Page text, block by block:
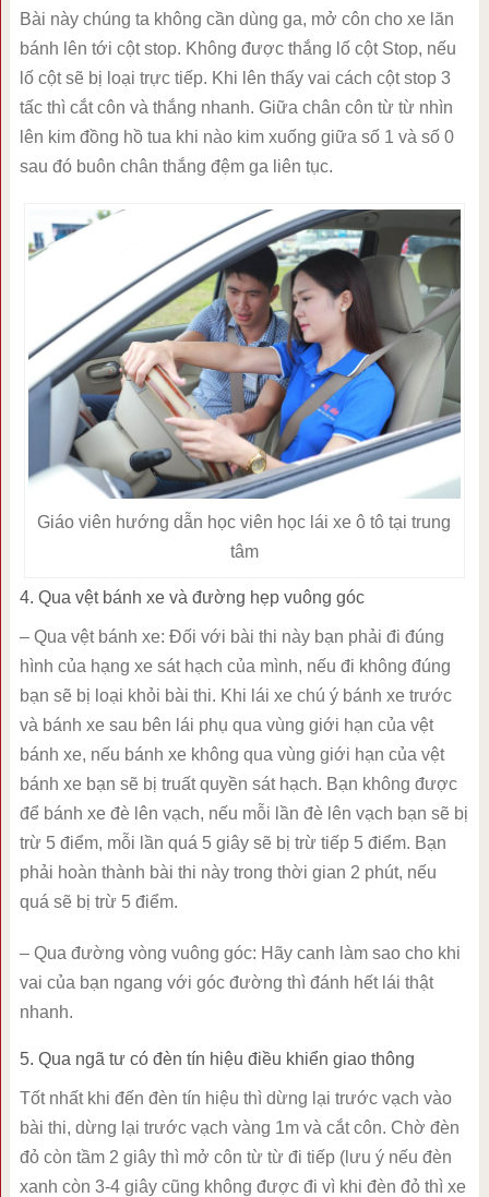
Bài này chúng ta không cần dùng ga, mở côn cho xe lăn
bánh lên tới cột stop. Không được thắng lố cột Stop, nếu
lố cột sẽ bị loại trực tiếp. Khi lên thấy vai cách cột stop 3
tấc thì cắt côn và thắng nhanh. Giữa chân côn từ từ nhìn
lên kim đồng hồ tua khi nào kim xuống giữa số 1 và số 0
sau đó buôn chân thắng đệm ga liên tục.
Giáo viên hướng dẫn học viên học lái xe ô tô tại trung
tâm
4. Qua vệt bánh xe và đường hẹp vuông góc
– Qua vệt bánh xe: Đối với bài thi này bạn phải đi đúng
hình của hạng xe sát hạch của mình, nếu đi không đúng
bạn sẽ bị loại khỏi bài thi. Khi lái xe chú ý bánh xe trước
và bánh xe sau bên lái phụ qua vùng giới hạn của vệt
bánh xe, nếu bánh xe không qua vùng giới hạn của vệt
bánh xe bạn sẽ bị truất quyền sát hạch. Bạn không được
để bánh xe đè lên vạch, nếu mỗi lần đè lên vạch bạn sẽ bị
trừ 5 điểm, mỗi lần quá 5 giây sẽ bị trừ tiếp 5 điểm. Bạn
phải hoàn thành bài thi này trong thời gian 2 phút, nếu
quá sẽ bị trừ 5 điểm.
– Qua đường vòng vuông góc: Hãy canh làm sao cho khi
vai của bạn ngang với góc đường thì đánh hết lái thật
nhanh.
5. Qua ngã tư có đèn tín hiệu điều khiển giao thông
Tốt nhất khi đến đèn tín hiệu thì dừng lại trước vạch vào
bài thi, dừng lại trước vạch vàng 1m và cắt côn. Chờ đèn
đỏ còn tầm 2 giây thì mở côn từ từ đi tiếp (lưu ý nếu đèn
xanh còn 3-4 giây cũng không được đi vì khi đèn đỏ thì xe